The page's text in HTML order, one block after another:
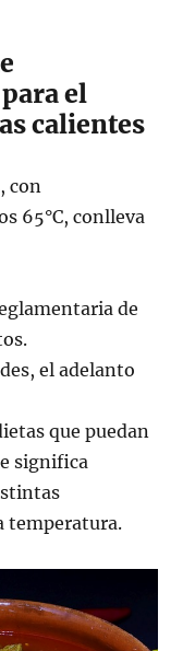
el
calientes
con
65°C, conlleva
de
el adelanto
que puedan
significa
temperatura.